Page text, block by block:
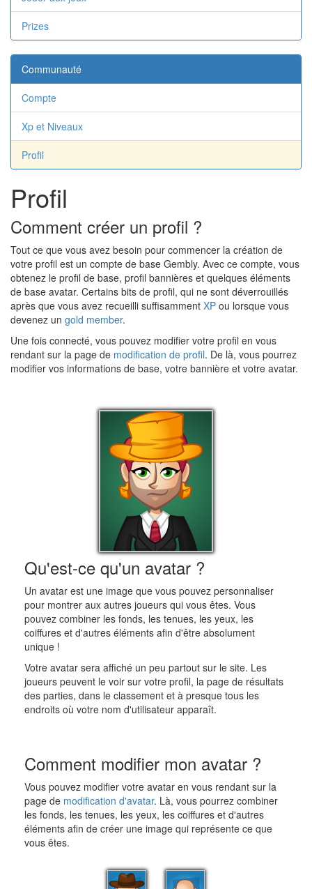
Prizes
Communauté
Compte
Xp et Niveaux
Profil
Profil
Comment créer un profil ?
Tout ce que vous avez besoin pour commencer la création de
votre profil est un compte de base Gembly. Avec ce compte, vous
obtenez le profil de base, profil bannières et quelques éléments
de base avatar. Certains bits de profil, qui ne sont déverrouillés
après que vous avez recueilli suffisamment XP ou lorsque vous
devenez un gold member.
Une fois connecté, vous pouvez modifier votre profil en vous
rendant sur la page de modification de profil. De là, vous pourrez
modifier vos informations de base, votre bannière et votre avatar.
Qu'est-ce qu'un avatar ?
Un avatar est une image que vous pouvez personnaliser
pour montrer aux autres joueurs qui vous êtes. Vous
pouvez combiner les fonds, les tenues, les yeux, les
coiffures et d'autres éléments afin d'être absolument
unique !
Votre avatar sera affiché un peu partout sur le site. Les
joueurs peuvent le voir sur votre profil, la page de résultats
des parties, dans le classement et à presque tous les
endroits où votre nom d'utilisateur apparaît.
Comment modifier mon avatar ?
Vous pouvez modifier votre avatar en vous rendant sur la
page de modification d'avatar. Là, vous pourrez combiner
les fonds, les tenues, les yeux, les coiffures et d'autres
éléments afin de créer une image qui représente ce que
vous êtes.